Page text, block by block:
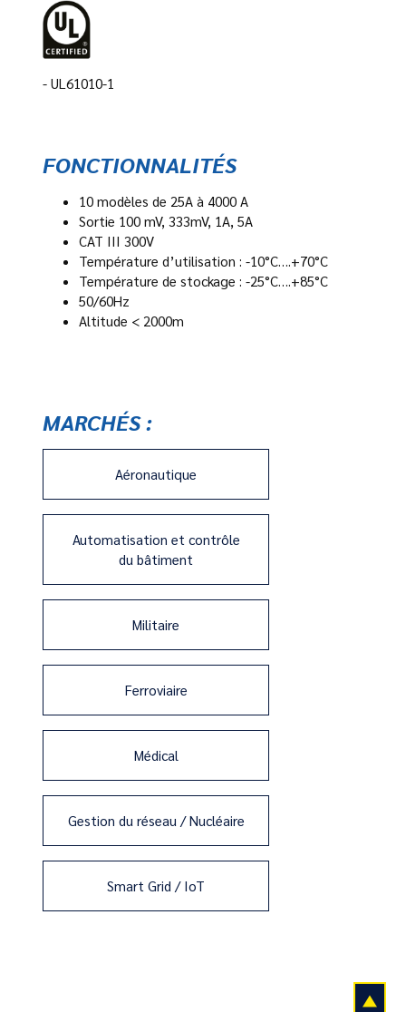
- UL61010-1
FONCTIONNALITÉS
10 modèles de 25A à 4000 A
Sortie 100 mV, 333mV, 1A, 5A
CAT III 300V
Température d’utilisation : -10°C….+70°C
Température de stockage : -25°C….+85°C
50/60Hz
Altitude < 2000m
MARCHÉS :
Aéronautique
Automatisation et contrôle
du bâtiment
Militaire
Ferroviaire
Médical
Gestion du réseau / Nucléaire
Smart Grid / IoT